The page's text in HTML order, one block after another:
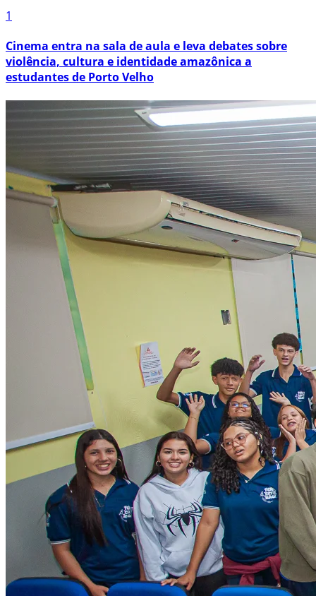
1
Cinema entra na sala de aula e leva debates sobre
violência, cultura e identidade amazônica a
estudantes de Porto Velho